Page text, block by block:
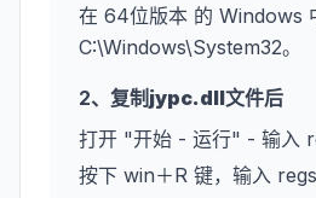
在 64位版本 的 Windows
C:\Windows\System32。
2、复制 jypc.dll文件后
打开 "开始 - 运行" - 输入
按下 win＋R 键，输入